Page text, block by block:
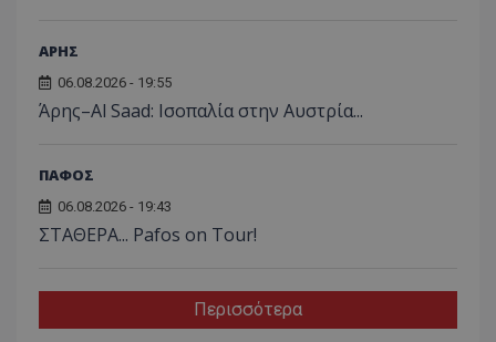
ΑΡΗΣ
06.08.2026 - 19:55
Άρης–Al Saad: Ισοπαλία στην Αυστρία...
ΠΑΦΟΣ
06.08.2026 - 19:43
ΣΤΑΘΕΡΑ... Pafos on Tour!
Περισσότερα